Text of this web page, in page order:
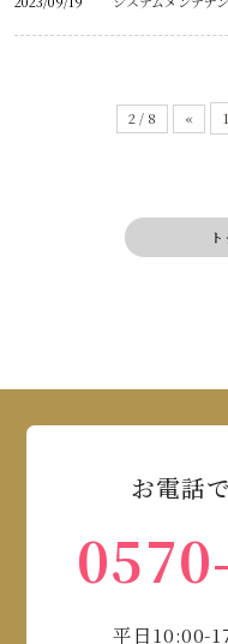
2 / 8 « 1
お電話
平日10:00-